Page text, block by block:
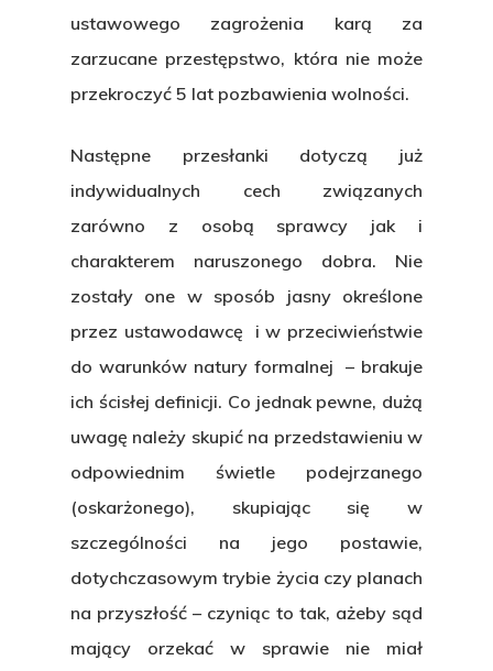
ustawowego zagrożenia karą za
zarzucane przestępstwo, która nie może
przekroczyć 5 lat pozbawienia wolności.
Następne przesłanki dotyczą już
indywidualnych cech związanych
zarówno z osobą sprawcy jak i
charakterem naruszonego dobra. Nie
zostały one w sposób jasny określone
przez ustawodawcę i w przeciwieństwie
do warunków natury formalnej – brakuje
ich ścisłej definicji. Co jednak pewne, dużą
uwagę należy skupić na przedstawieniu w
odpowiednim świetle podejrzanego
(oskarżonego), skupiając się w
szczególności na jego postawie,
dotychczasowym trybie życia czy planach
na przyszłość – czyniąc to tak, ażeby sąd
mający orzekać w sprawie nie miał